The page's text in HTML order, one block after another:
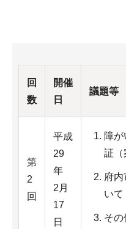
回
数
開催
日
議題等
第
2
回
平成
29
年
2月
17
日
障
証（
府
いて
その